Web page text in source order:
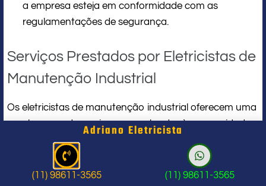
a empresa esteja em conformidade com as
regulamentações de segurança.
Serviços Prestados por Eletricistas de
Manutenção Industrial
Os eletricistas de manutenção industrial oferecem uma
ampla gama de serviços para atender às necessidades
serviços mais comuns:
1. **Manutenção Preventiva**
Adriano Eletricista
(11) 98611-3565 (11) 98611-3565